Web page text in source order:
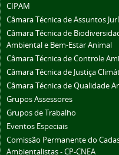
CIPAM
Câmara Técnica de Assuntos
Câmara Técnica de
Ambiental e Bem-Estar Animal
Câmara Técnica de Controle
Câmara Técnica de Justiça
Câmara Técnica de Qualidade
Grupos Assessores
Grupos de Trabalho
Eventos Especiais
Comissão Permanente do
Ambientalistas - CP-CNEA